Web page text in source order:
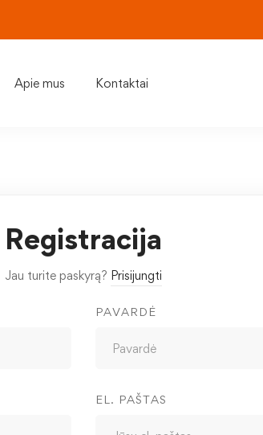
Apie mus Kontaktai
Registracija
Jau turite paskyrą? Prisijungti
PAVARDĖ
EL. PAŠTAS